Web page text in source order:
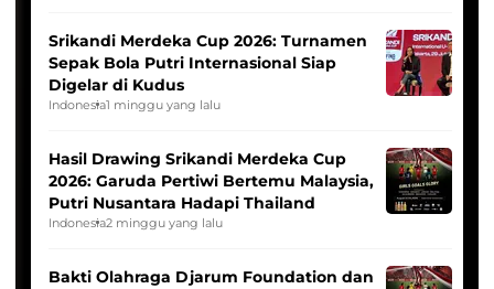
Srikandi Merdeka Cup 2026: Turnamen
Sepak Bola Putri Internasional Siap
Digelar di Kudus
Indonesia1 minggu yang lalu
Hasil Drawing Srikandi Merdeka Cup
2026: Garuda Pertiwi Bertemu Malaysia,
Putri Nusantara Hadapi Thailand
Indonesia2 minggu yang lalu
Bakti Olahraga Djarum Foundation dan